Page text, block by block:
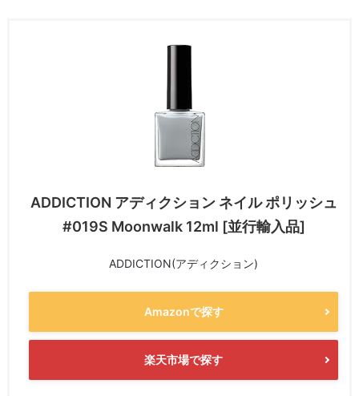
ADDICTION アディクション ネイル ポリッシュ
#019S Moonwalk 12ml [並行輸入品]
ADDICTION(アディクション)
Amazonで探す
楽天市場で探す